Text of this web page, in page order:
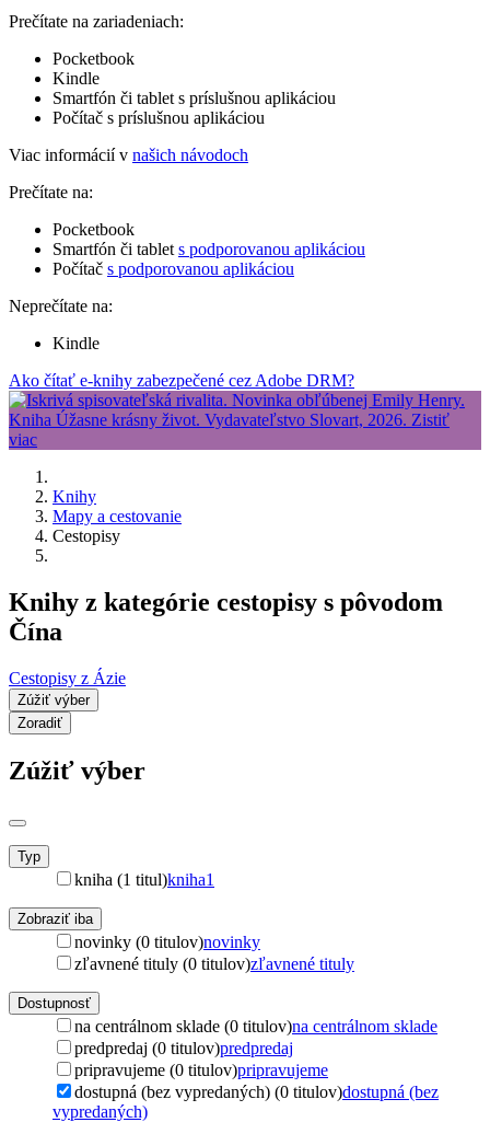
Prečítate na zariadeniach:
Pocketbook
Kindle
Smartfón či tablet s príslušnou aplikáciou
Počítač s príslušnou aplikáciou
Viac informácií v našich návodoch
Prečítate na:
Pocketbook
Smartfón či tablet s podporovanou aplikáciou
Počítač s podporovanou aplikáciou
Neprečítate na:
Kindle
Ako čítať e-knihy zabezpečené cez Adobe DRM?
Knihy
Mapy a cestovanie
Cestopisy
Knihy z kategórie cestopisy s pôvodom
Čína
Cestopisy z Ázie
Zúžiť výber
Zoradiť
Zúžiť výber
Typ
kniha (1 titul)kniha1
Zobraziť iba
novinky (0 titulov)novinky
zľavnené tituly (0 titulov)zľavnené tituly
Dostupnosť
na centrálnom sklade (0 titulov)na centrálnom sklade
predpredaj (0 titulov)predpredaj
pripravujeme (0 titulov)pripravujeme
dostupná (bez vypredaných) (0 titulov)dostupná (bez
vypredaných)